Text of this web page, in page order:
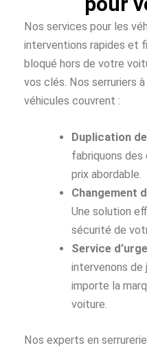
Nos services pour les
interventions rapides et
bloqué hors de votre
vos clés. Nos serruriers
véhicules couvrent :
Duplication
fabriquons des
prix abordable.
Changement
Une solution
sécurité de
Service
intervenons de
importe la
voiture.
Nos experts en